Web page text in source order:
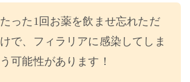
たった1回お薬を飲ませ忘れただ
けで、フィラリアに感染してしま
う可能性があります！